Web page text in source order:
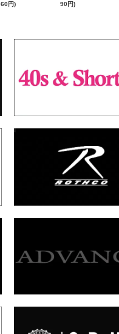
60円)
90円)